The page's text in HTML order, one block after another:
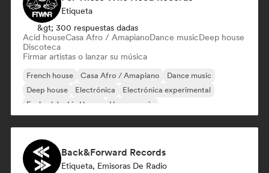
Etiqueta
&gt; 300 respuestas dadas
Acid houseCasa Afro / AmapianoDance musicDeep house
Discoteca
Firmar artistas o lanzar su música
French house Casa Afro / Amapiano
Dance music
Deep house
Electrónica
Electrónica experimental
Funky / Jackin House
House music
Back&Forward Records
Etiqueta, Emisoras De Radio